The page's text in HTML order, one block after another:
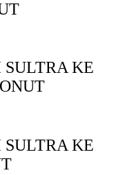
KE
KE